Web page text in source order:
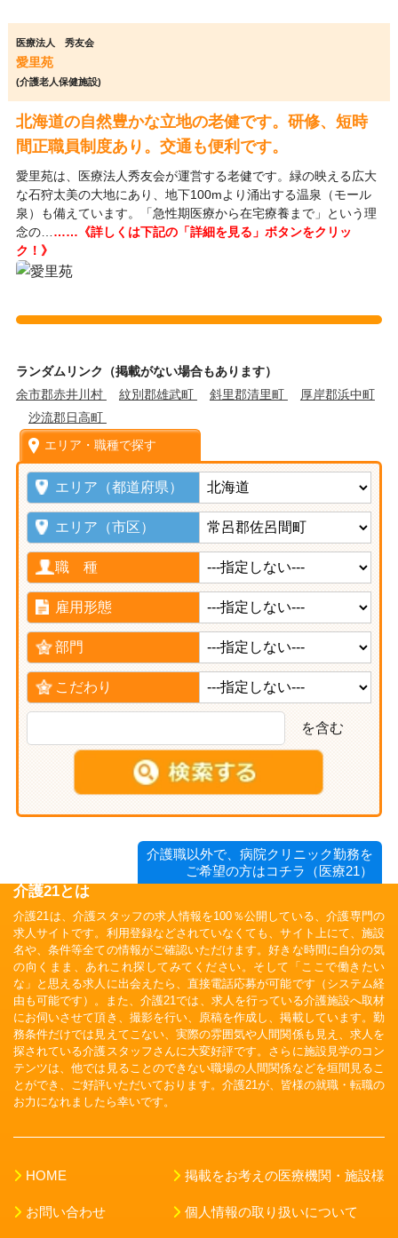
医療法人 秀友会
愛里苑
(介護老人保健施設)
北海道の自然豊かな立地の老健です。研修、短時
間正職員制度あり。交通も便利です。
愛里苑は、医療法人秀友会が運営する老健です。緑の映える広大
な石狩太美の大地にあり、地下100mより涌出する温泉（モール
泉）も備えています。「急性期医療から在宅療養まで」という理
念の… ……《詳しくは下記の「詳細を見る」ボタンをクリッ
ク！》
ランダムリンク（掲載がない場合もあります）
余市郡赤井川村
紋別郡雄武町 斜里郡清里町
厚岸郡浜中町
沙流郡日高町
エリア・職種で探す
エリア（都道府県）
エリア（市区）
職 種
雇用形態
部門
こだわり
を含む
介護職以外で、病院クリニック勤務を
ご希望の方はコチラ（医療21）
介護21とは
介護21は、介護スタッフの求人情報を100％公開している、介護専門の
求人サイトです。利用登録などされていなくても、サイト上にて、施設
名や、条件等全ての情報がご確認いただけます。好きな時間に自分の気
の向くまま、あれこれ探してみてください。そして「ここで働きたい
な」と思える求人に出会えたら、直接電話応募が可能です（システム経
由も可能です）。また、介護21では、求人を行っている介護施設へ取材
にお伺いさせて頂き、撮影を行い、原稿を作成し、掲載しています。勤
務条件だけでは見えてこない、実際の雰囲気や人間関係も見え、求人を
探されている介護スタッフさんに大変好評です。さらに施設見学のコン
テンツは、他では見ることのできない職場の人間関係などを垣間見るこ
とができ、ご好評いただいております。介護21が、皆様の就職・転職の
お力になれましたら幸いです。
HOME
お問い合わせ
掲載をお考えの医療機関・施設様
個人情報の取り扱いについて